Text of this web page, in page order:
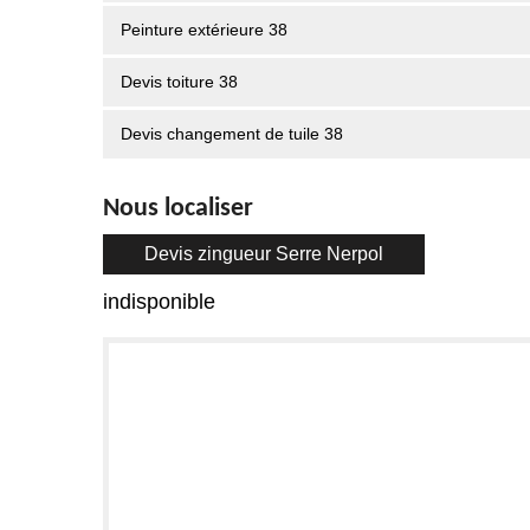
Peinture extérieure 38
Devis toiture 38
Devis changement de tuile 38
Nous localiser
Devis zingueur Serre Nerpol
indisponible